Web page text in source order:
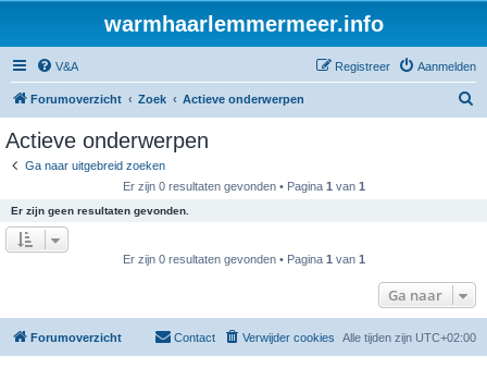
warmhaarlemmermeer.info
V&A Aanmelden
Registreer
Forumoverzicht Zoek Actieve onderwerpen
Actieve onderwerpen
Ga naar uitgebreid zoeken
Er zijn 0 resultaten gevonden • Pagina 1 van 1
Er zijn geen resultaten gevonden.
Er zijn 0 resultaten gevonden • Pagina 1 van 1
Ga naar
Forumoverzicht Alle tijden zijn UTC+02:00
Verwijder cookies
Contact